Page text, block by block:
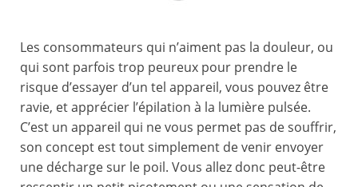
Les consommateurs qui n’aiment pas la douleur, ou
qui sont parfois trop peureux pour prendre le
risque d’essayer d’un tel appareil, vous pouvez être
ravie, et apprécier l’épilation à la lumière pulsée.
C’est un appareil qui ne vous permet pas de souffrir,
son concept est tout simplement de venir envoyer
une décharge sur le poil. Vous allez donc peut-être